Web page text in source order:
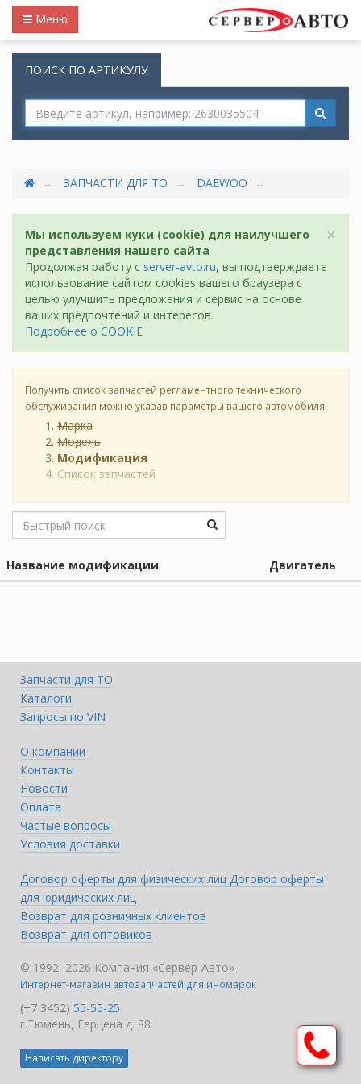
Меню
ПОИСК ПО АРТИКУЛУ
ЗАПЧАСТИ ДЛЯ ТО DAEWOO
×
Мы используем куки (cookie) для наилучшего
представления нашего сайта
Продолжая работу с server-avto.ru, вы подтверждаете
использование сайтом cookies вашего браузера с
целью улучшить предложения и сервис на основе
ваших предпочтений и интересов.
Подробнее о COOKIE
Получить список запчастей регламентного технического
обслуживания можно указав параметры вашего автомобиля.
Марка
Модель
Модификация
Список запчастей
Название модификации Двигатель
Запчасти для ТО
Каталоги
Запросы по VIN
О компании
Контакты
Новости
Оплата
Частые вопросы
Условия доставки
Договор оферты для физических лиц Договор оферты
для юридических лиц
Возврат для розничных клиентов
Возврат для оптовиков
© 1992–2026 Компания «Сервер-Авто»
Интернет-магазин автозапчастей для иномарок
(+7 3452) 55-55-25
г.Тюмень, Герцена д. 88
Написать директору